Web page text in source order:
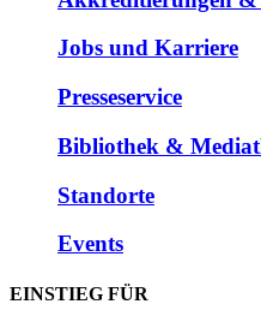
Jobs und Karriere
Presseservice
Bibliothek &
Standorte
Events
EINSTIEG FÜR